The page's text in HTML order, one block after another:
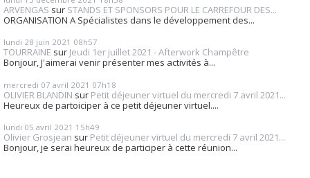
ARVENGAS sur STANDS ET SPONSORS POUR LE CARREFOUR DES...
ORGANISATION A Spécialistes dans le développement des...
lundi 28 juin 2021 08h57
TOURRAINE sur Jeudi 1er juillet 2021 - Afterwork Champêtre
Bonjour, J'aimerai venir présenter mes activités à...
mercredi 07 avril 2021 07h18
OLIVIER BLANDIN sur Petit déjeuner virtuel du mercredi 7 avril 2021...
Heureux de partoiciper à ce petit déjeuner virtuel....
lundi 05 avril 2021 15h49
Olivier Grosjean sur Petit déjeuner virtuel du mercredi 7 avril 2021...
Bonjour, je serai heureux de participer à cette réunion...